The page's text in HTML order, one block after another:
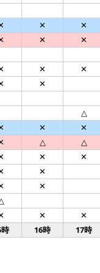
✕ ✕
✕ ✕
✕ ✕
✕
△
✕ ✕
△
△
✕ ✕
✕
✕
✕ ✕
16時 17時